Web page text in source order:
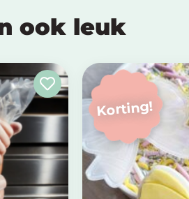
ook leuk
Korting!